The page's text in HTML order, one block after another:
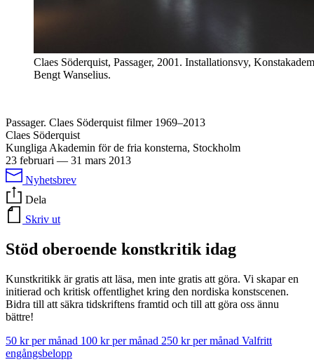
Claes Söderquist, Passager, 2001. Installationsvy,
Bengt Wanselius.
Passager. Claes Söderquist filmer 1969–2013
Claes Söderquist
Kungliga Akademin för de fria konsterna, Stockholm
23 februari — 31 mars 2013
Nyhetsbrev
Dela
Skriv ut
Stöd oberoende konstkritik idag
Kunstkritikk är gratis att läsa, men inte gratis att göra. Vi skapar en
initierad och kritisk offentlighet kring den nordiska konstscenen.
Bidra till att säkra tidskriftens framtid och till att göra oss ännu
bättre!
50 kr per månad 100 kr per månad 250 kr per månad Valfritt
engångsbelopp